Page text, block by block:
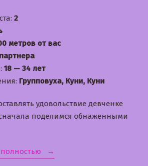
2
метров от вас
18 — 34 лет
Групповуха, Куни, Куни
удовольствие девченке
поделимся обнаженными
«Дарина»